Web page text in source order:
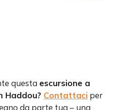
questa escursione a
Haddou? Contattaci per
da parte tua – una